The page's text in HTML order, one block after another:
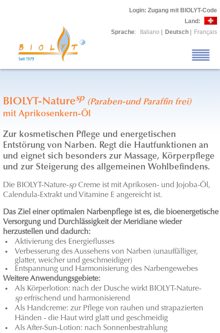
Login: Zugang mit BIOLYT-Code
Land:
Sprache: Italiano Deutsch Français
BIOLYT-Naturesp (Paraben-und Paraffin frei)
mit Aprikosenkern-Öl
Zur kosmetischen Pflege und energetischen
Entstörung von Narben. Regt die Hautfunktionen an
und eignet sich besonders zur Massage, Körperpflege
und zur Steigerung des allgemeinen Wohlbefindens.
Die BIOLYT-Nature-spCreme ist mit Aprikosen- und Jojoba-Öl,
Calendula-Extrakt und Vitamine E angereicht ist.
Das Ziel einer optimalen Narbenpflege ist es, die bioenergetische
Versorgung und Durchlässigkeit der Meridiane wieder
herzustellen und dadurch:
Aktivierung des Energieflusses
Verbesserung des Aussehens von Narben (unauffälliger,
glatter, weicher und geschmeidiger)
Entspannung und Harmonisierung des Narbengewebes
Weitere Anwendungsgebiete:
Als Körperlotion: nach der Dusche wirkt BIOLYT-Nature-
sperfrischend und harmonisierend
Als Handcreme: zur Pflege von rauhen und strapazierten
Händen - die Haut wird glatt und geschmeidig
Als After-Sun-Lotion: nach Sonnenbestrahlung